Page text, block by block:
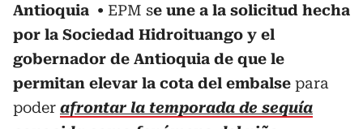
Antioquia EPM se une a la solicitud hecha
por la Sociedad Hidroituango y el
gobernador de Antioquia de que le
permitan elevar la cota del embalse para
poder afrontar la temporada de sequía